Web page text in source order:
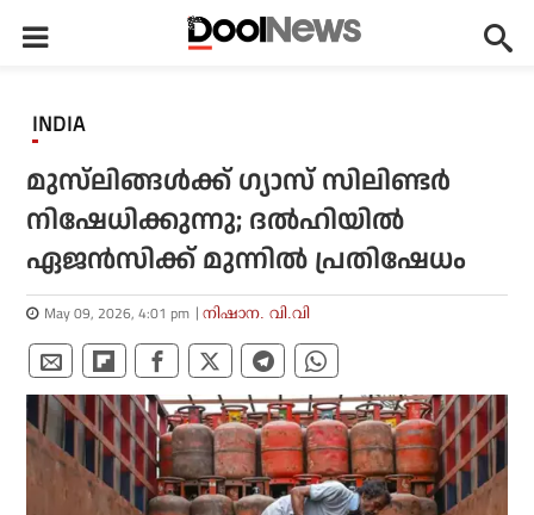
INDIA
മുസ്‌ലിങ്ങള്‍ക്ക് ഗ്യാസ് സിലിണ്ടര്‍
നിഷേധിക്കുന്നു; ദല്‍ഹിയില്‍
ഏജന്‍സിക്ക് മുന്നില്‍ പ്രതിഷേധം
May 09, 2026, 4:01 pm നിഷാന. വി.വി